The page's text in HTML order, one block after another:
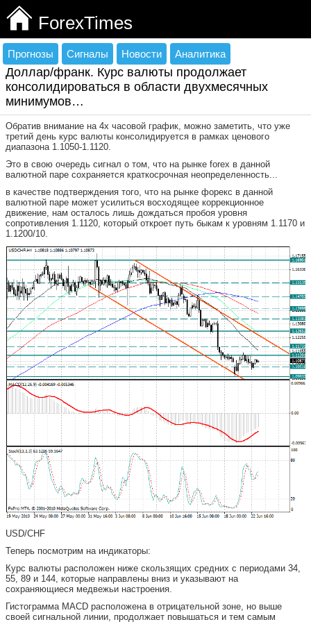
ForexTimes
Прогнозы Сигналы Новости Аналитика
Доллар/франк. Курс валюты продолжает
консолидироваться в области двухмесячных
минимумов…
Обратив внимание на 4х часовой график, можно заметить, что уже
третий день курс валюты консолидируется в рамках ценового
диапазона 1.1050-1.1120.
Это в свою очередь сигнал о том, что на рынке forex в данной
валютной паре сохраняется краткосрочная неопределенность...
в качестве подтверждения того, что на рынке форекс в данной
валютной паре может усилиться восходящее коррекционное
движение, нам осталось лишь дождаться пробоя уровня
сопротивления 1.1120, который откроет путь быкам к уровням 1.1170 и
1.1200/10.
USD/CHF
Теперь посмотрим на индикаторы:
Курс валюты расположен ниже скользящих средних с периодами 34,
55, 89 и 144, которые направлены вниз и указывают на
сохраняющиеся медвежьи настроения.
Гистограмма MACD расположена в отрицательной зоне, но выше
своей сигнальной линии, продолжает повышаться и тем самым